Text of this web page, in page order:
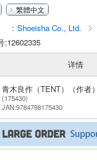
繁體中文
Shoeisha Co., Ltd.
:12602335
详情
青木良作（TENT）（作者）
(175430)
JAN:9784798175430